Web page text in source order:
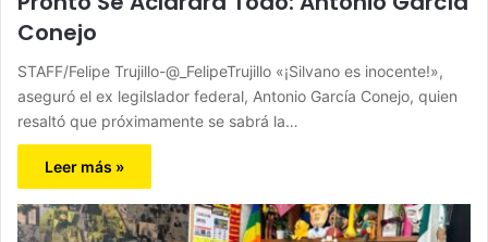
Conejo
STAFF/Felipe Trujillo-@_FelipeTrujillo «¡Silvano es inocente!»,
aseguró el ex legilslador federal, Antonio García Conejo, quien
resaltó que próximamente se sabrá la…
Leer más »